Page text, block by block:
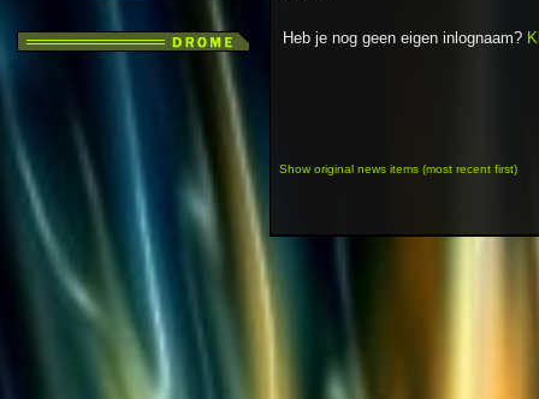
Heb je nog geen eigen inlognaam?
Show original news items (most recent first)